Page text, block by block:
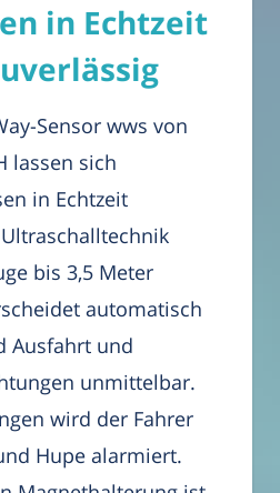
in Echtzeit
Sensor wws von
lassen sich
in Echtzeit
bis 3,5 Meter
automatisch
Ausfahrt und
unmittelbar.
wird der Fahrer
Hupe alarmiert.